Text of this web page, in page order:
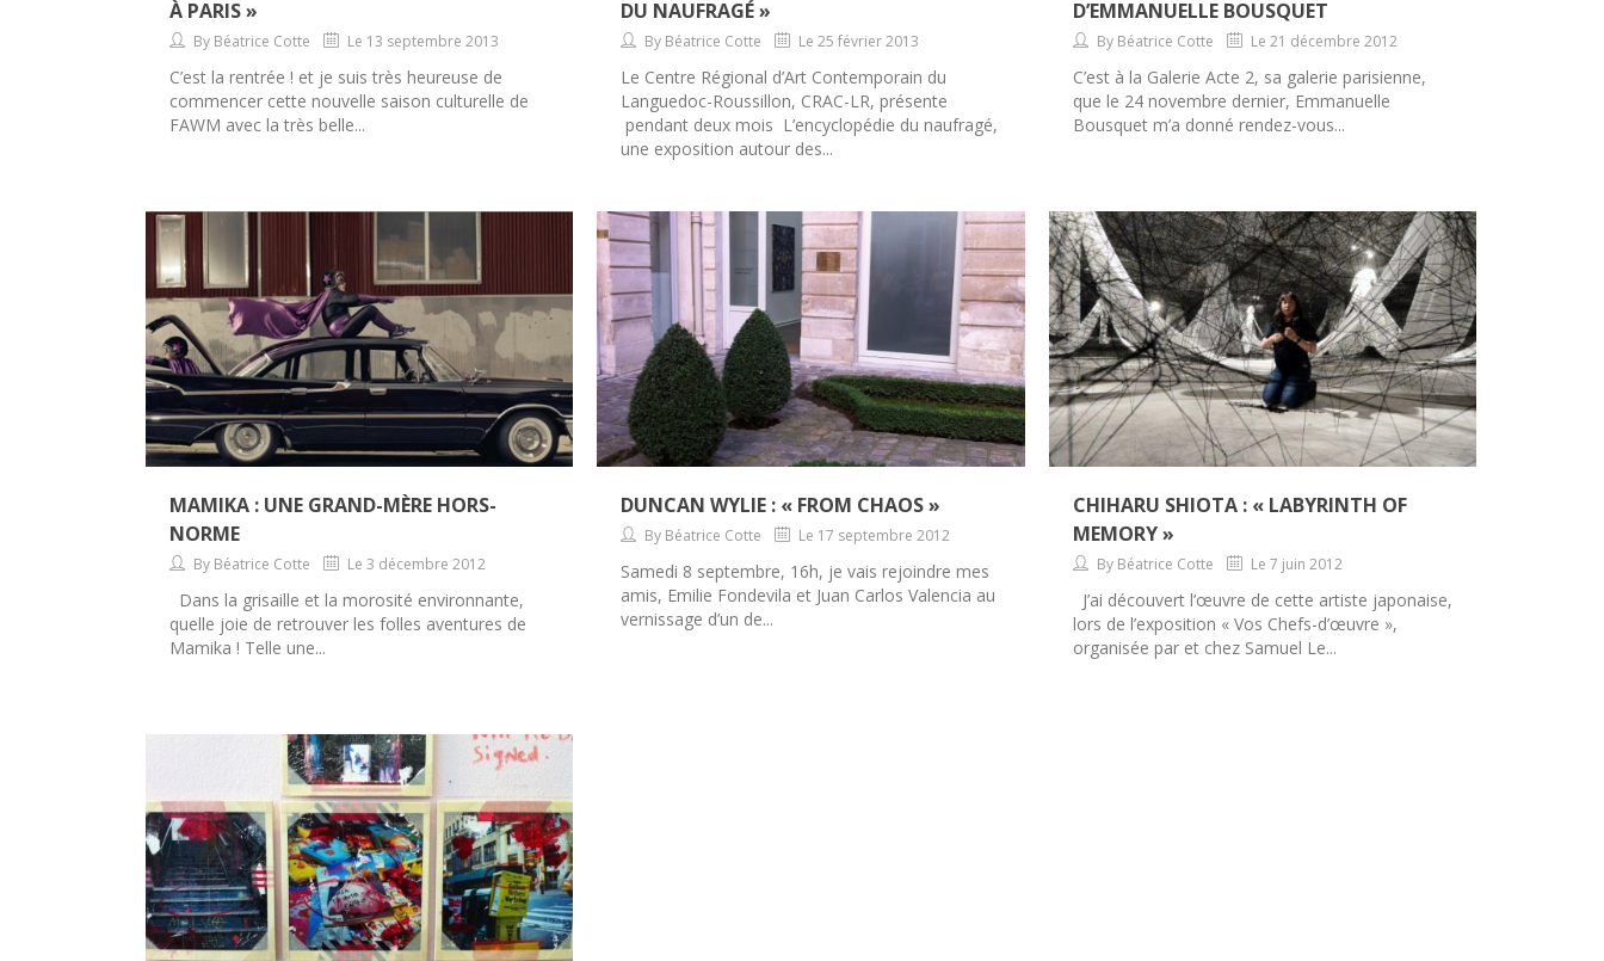
À PARIS »
By Béatrice Cotte Le 13 septembre 2013
C’est la rentrée ! et je suis très heureuse de
commencer cette nouvelle saison culturelle de
FAWM avec la très belle...
DU NAUFRAGÉ »
By Béatrice Cotte Le 25 février 2013
Le Centre Régional d’Art Contemporain du
Languedoc-Roussillon, CRAC-LR, présente
pendant deux mois L’encyclopédie du naufragé,
une exposition autour des...
D’EMMANUELLE BOUSQUET
By Béatrice Cotte Le 21 décembre 2012
C’est à la Galerie Acte 2, sa galerie parisienne,
que le 24 novembre dernier, Emmanuelle
Bousquet m’a donné rendez-vous...
MAMIKA : UNE GRAND-MÈRE HORS-
NORME
By Béatrice Cotte Le 3 décembre 2012
Dans la grisaille et la morosité environnante,
quelle joie de retrouver les folles aventures de
Mamika ! Telle une...
DUNCAN WYLIE : « FROM CHAOS »
By Béatrice Cotte Le 17 septembre 2012
Samedi 8 septembre, 16h, je vais rejoindre mes
amis, Emilie Fondevila et Juan Carlos Valencia au
vernissage d’un de...
CHIHARU SHIOTA : « LABYRINTH OF
MEMORY »
By Béatrice Cotte Le 7 juin 2012
J’ai découvert l’œuvre de cette artiste japonaise,
lors de l’exposition « Vos Chefs-d’œuvre »,
organisée par et chez Samuel Le...